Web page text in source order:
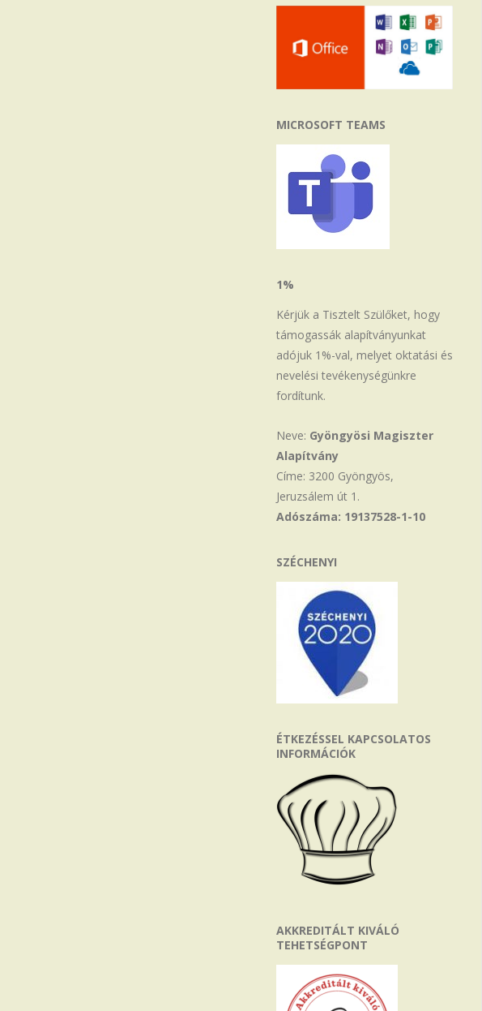
MICROSOFT TEAMS
1%
Kérjük a Tisztelt Szülőket, hogy
támogassák alapítványunkat
adójuk 1%-val, melyet oktatási és
nevelési tevékenységünkre
fordítunk.
Neve: Gyöngyösi Magiszter
Alapítvány
Címe: 3200 Gyöngyös,
Jeruzsálem út 1.
Adószáma: 19137528-1-10
SZÉCHENYI
ÉTKEZÉSSEL KAPCSOLATOS
INFORMÁCIÓK
AKKREDITÁLT KIVÁLÓ
TEHETSÉGPONT